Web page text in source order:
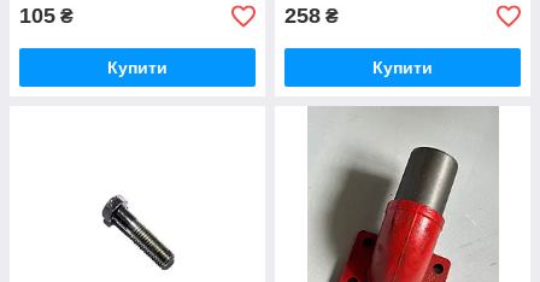
105 ₴
Купити
258 ₴
Купити